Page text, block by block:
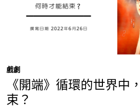
戲劇
《開端》循環的世界中
束？